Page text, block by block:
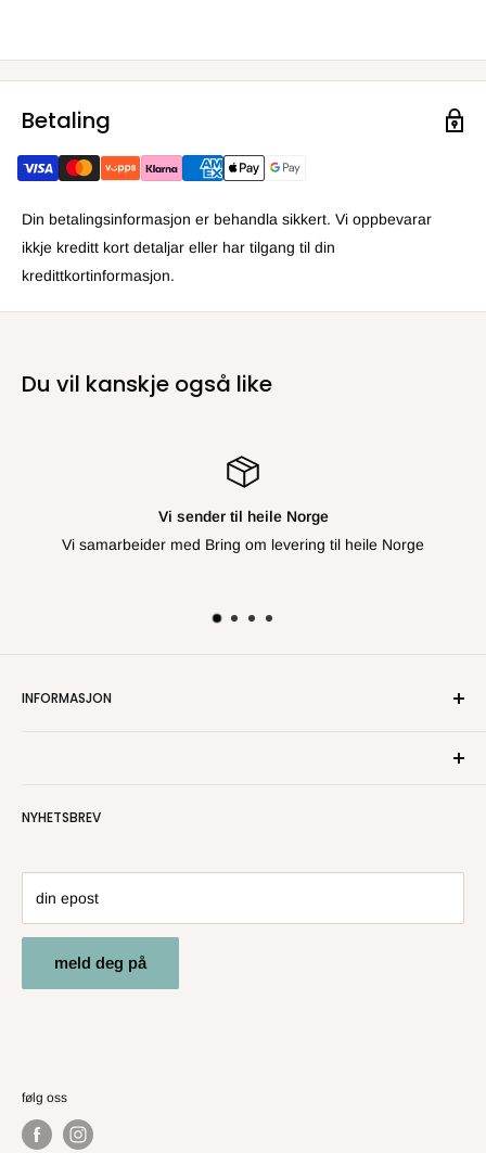
Betaling
Din betalingsinformasjon er behandla sikkert. Vi oppbevarar
ikkje kreditt kort detaljar eller har tilgang til din
kredittkortinformasjon.
Du vil kanskje også like
Vi sender til heile Norge
Vi samarbeider med Bring om levering til heile Norge
INFORMASJON
NYHETSBREV
din epost
meld deg på
følg oss